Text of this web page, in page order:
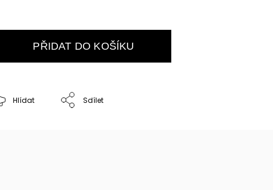
PŘIDAT DO KOŠÍKU
Hlídat Sdílet